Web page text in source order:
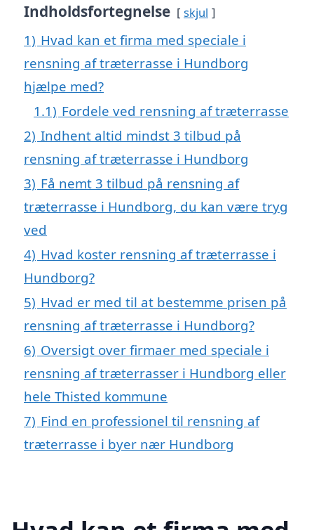
Indholdsfortegnelse skjul
1) Hvad kan et firma med speciale i
rensning af træterrasse i Hundborg
hjælpe med?
1.1) Fordele ved rensning af træterrasse
2) Indhent altid mindst 3 tilbud på
rensning af træterrasse i Hundborg
3) Få nemt 3 tilbud på rensning af
træterrasse i Hundborg, du kan være tryg
ved
4) Hvad koster rensning af træterrasse i
Hundborg?
5) Hvad er med til at bestemme prisen på
rensning af træterrasse i Hundborg?
6) Oversigt over firmaer med speciale i
rensning af træterrasser i Hundborg eller
hele Thisted kommune
7) Find en professionel til rensning af
træterrasse i byer nær Hundborg